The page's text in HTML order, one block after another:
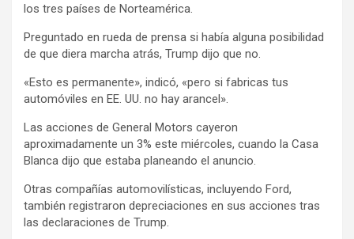
los tres países de Norteamérica.
Preguntado en rueda de prensa si había alguna posibilidad
de que diera marcha atrás, Trump dijo que no.
«Esto es permanente», indicó, «pero si fabricas tus
automóviles en EE. UU. no hay arancel».
Las acciones de General Motors cayeron
aproximadamente un 3% este miércoles, cuando la Casa
Blanca dijo que estaba planeando el anuncio.
Otras compañías automovilísticas, incluyendo Ford,
también registraron depreciaciones en sus acciones tras
las declaraciones de Trump.